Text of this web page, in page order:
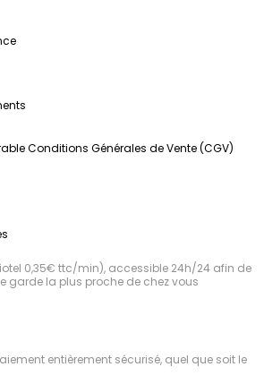
Conditions Générales de Vente (CGV)
0,35€ ttc/min), accessible 24h/24 afin de
garde la plus proche de chez vous
entièrement sécurisé, quel que soit le